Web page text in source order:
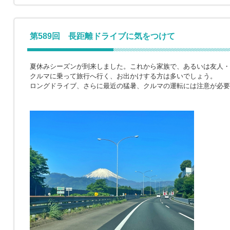
第589回 長距離ドライブに気をつけて
夏休みシーズンが到来しました。これから家族で、あるいは友人
クルマに乗って旅行へ行く、お出かけする方は多いでしょう。
ロングドライブ、さらに最近の猛暑、クルマの運転には注意が必